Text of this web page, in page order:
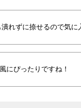
れずに捺せるので気に
にぴったりですね！